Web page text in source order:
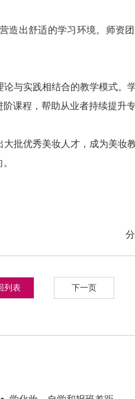
出舒适的学习环境。师资
与实践相结合的教学模式。
课程，帮助从业者持续提升专
批优秀美妆人才，成为美妆
列表 下一页